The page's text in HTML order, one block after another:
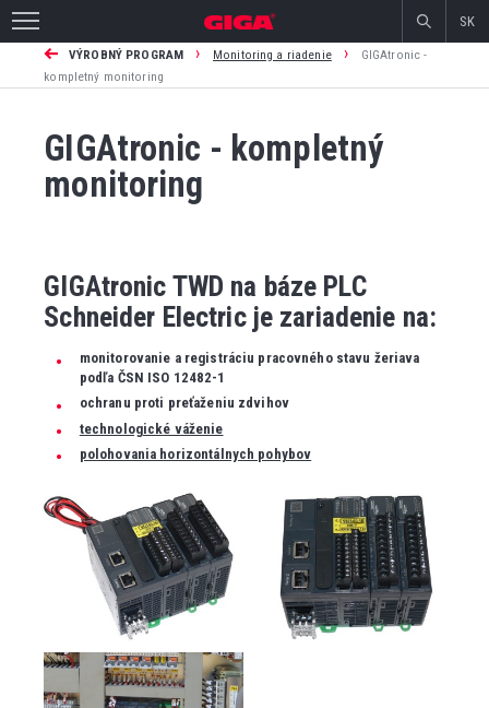
SK
VÝROBNÝ PROGRAM › Monitoring a riadenie ›
GIGAtronic -
kompletný monitoring
GIGAtronic - kompletný
monitoring
GIGAtronic TWD na báze PLC
Schneider Electric je zariadenie na:
monitorovanie a registráciu pracovného stavu žeriava
podľa ČSN ISO 12482-1
ochranu proti preťaženiu zdvihov
technologické váženie
polohovania horizontálnych pohybov